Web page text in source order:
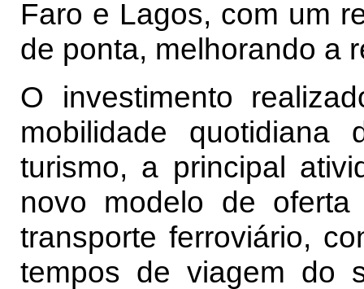
Faro e Lagos, com um
de ponta, melhorando a
O investimento
mobilidade
turismo, a principal
novo modelo de
transporte ferroviário,
tempos de viagem do